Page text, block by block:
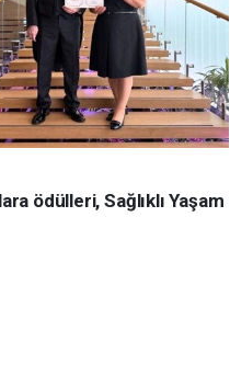
ödülleri, Sağlıklı Yaşam